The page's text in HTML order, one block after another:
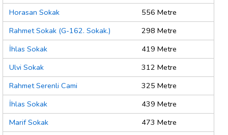
Horasan Sokak
556 Metre
Rahmet Sokak (G-162. Sokak.)
298 Metre
İhlas Sokak
419 Metre
Ulvi Sokak
312 Metre
Rahmet Serenli Cami
325 Metre
İhlas Sokak
439 Metre
Marif Sokak
473 Metre